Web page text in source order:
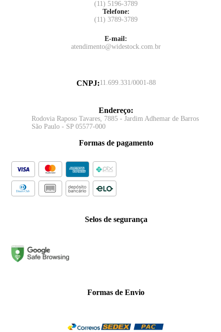
(11) 5196-3789
Telefone:
(11) 3789-3789
E-mail:
atendimento@widestock.com.br
CNPJ:11.699.331/0001-88
Endereço:
Rodovia Raposo Tavares, 7885 - Jardim Adhemar de Barros
São Paulo - SP 05577-000
Formas de pagamento
Selos de segurança
Formas de Envio